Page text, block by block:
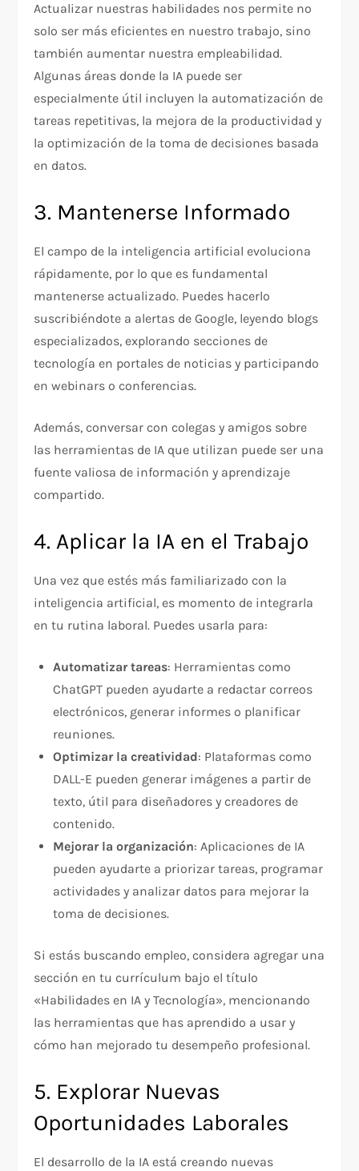
Actualizar nuestras habilidades nos permite no
solo ser más eficientes en nuestro trabajo, sino
también aumentar nuestra empleabilidad.
Algunas áreas donde la IA puede ser
especialmente útil incluyen la automatización de
tareas repetitivas, la mejora de la productividad y
la optimización de la toma de decisiones basada
en datos.
3. Mantenerse Informado
El campo de la inteligencia artificial evoluciona
rápidamente, por lo que es fundamental
mantenerse actualizado. Puedes hacerlo
suscribiéndote a alertas de Google, leyendo blogs
especializados, explorando secciones de
tecnología en portales de noticias y participando
en webinars o conferencias.
Además, conversar con colegas y amigos sobre
las herramientas de IA que utilizan puede ser una
fuente valiosa de información y aprendizaje
compartido.
4. Aplicar la IA en el Trabajo
Una vez que estés más familiarizado con la
inteligencia artificial, es momento de integrarla
en tu rutina laboral. Puedes usarla para:
Automatizar tareas: Herramientas como
ChatGPT pueden ayudarte a redactar correos
electrónicos, generar informes o planificar
reuniones.
Optimizar la creatividad: Plataformas como
DALL-E pueden generar imágenes a partir de
texto, útil para diseñadores y creadores de
contenido.
Mejorar la organización: Aplicaciones de IA
pueden ayudarte a priorizar tareas, programar
actividades y analizar datos para mejorar la
toma de decisiones.
Si estás buscando empleo, considera agregar una
sección en tu currículum bajo el título
«Habilidades en IA y Tecnología», mencionando
las herramientas que has aprendido a usar y
cómo han mejorado tu desempeño profesional.
5. Explorar Nuevas
Oportunidades Laborales
El desarrollo de la IA está creando nuevas